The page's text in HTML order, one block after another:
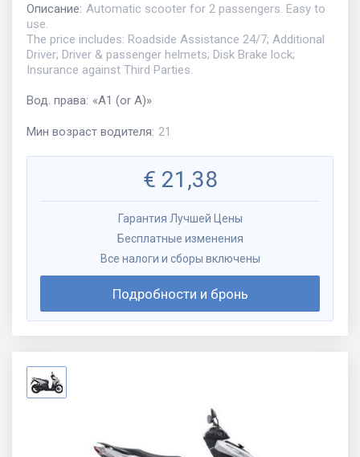
Описание: Automatic scooter for 2 passengers. Easy to
use.
The price includes: Roadside Assistance 24/7; Additional
Driver; Driver & passenger helmets; Disk Brake lock;
Insurance against Third Parties.
Вод. права: «A1 (or A)»
Мин возраст водителя: 21
€ 21,38
Гарантия Лучшей Цены
Бесплатные изменения
Все налоги и сборы включены
Подробности и бронь